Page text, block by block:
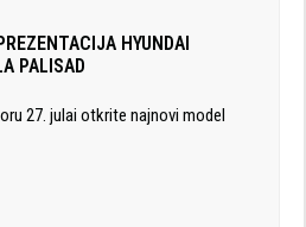
HYUNDAI
PALISAD
27. julai otkrite najnovi model